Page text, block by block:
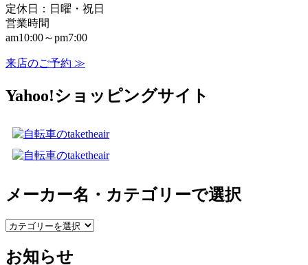
定休日：日曜・祝日
営業時間
am10:00～pm7:00
来店のご予約 ≫
Yahoo!ショッピングサイト
メーカー名・カテゴリーで選択
メ
カ
お知らせ